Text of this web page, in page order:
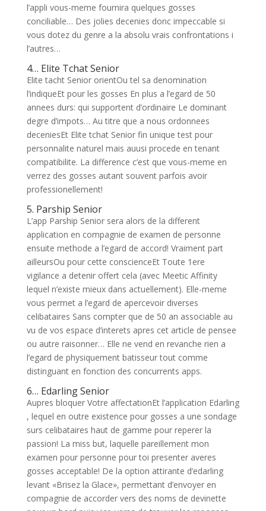
l’appli vous-meme fournira quelques gosses
conciliable… Des jolies decenies donc impeccable si
vous dotez du genre a la absolu vrais confrontations i
l’autres…
4… Elite Tchat Senior
Elite tacht Senior orientOu tel sa denomination
l’indiqueEt pour les gosses En plus a l’egard de 50
annees durs: qui supportent d’ordinaire Le dominant
degre d’impots… Au titre que a nous ordonnees
deceniesEt Elite tchat Senior fin unique test pour
personnalite naturel mais auusi procede en tenant
compatibilite. La difference c’est que vous-meme en
verrez des gosses autant souvent parfois avoir
professionellement!
5. Parship Senior
L’app Parship Senior sera alors de la different
application en compagnie de examen de personne
ensuite methode a l’egard de accord! Vraiment part
ailleursOu pour cette conscienceEt Toute 1ere
vigilance a detenir offert cela (avec Meetic Affinity
lequel n’existe mieux dans actuellement). Elle-meme
vous permet a l’egard de apercevoir diverses
celibataires Sans compter que de 50 an associable au
vu de vos espace d’interets apres cet article de pensee
ou autre raisonner… Elle ne vend en revanche rien a
l’egard de physiquement batisseur tout comme
distinguant en fonction des concurrents apps.
6… Edarling Senior
Aupres bloquer Votre affectationEt l’application Edarling
, lequel en outre existence pour gosses a une sondage
surs celibataires haut de gamme pour reperer la
passion! La miss but, laquelle pareillement mon
examen pour personne pour toi presenter averes
gosses acceptable! De la option attirante d’edarling
levant «Brisez la Glace», permettant d’envoyer en
compagnie de accorder vers des noms de devinette